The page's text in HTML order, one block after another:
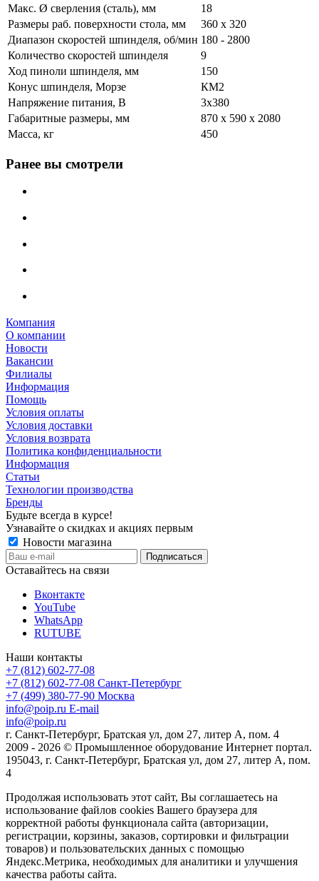
Макс. Ø сверления (сталь), мм
18
Размеры раб. поверхности стола, мм
360 х 320
Диапазон скоростей шпинделя, об/мин 180 - 2800
Количество скоростей шпинделя
9
Ход пиноли шпинделя, мм
150
Конус шпинделя, Морзе
КМ2
Напряжение питания, В
3x380
Габаритные размеры, мм
870 х 590 х 2080
Масса, кг
450
Ранее вы смотрели
Компания
О компании
Новости
Вакансии
Филиалы
Информация
Помощь
Условия оплаты
Условия доставки
Условия возврата
Политика конфиденциальности
Информация
Статьи
Технологии производства
Бренды
Будьте всегда в курсе!
Узнавайте о скидках и акциях первым
Новости магазина
Оставайтесь на связи
Вконтакте
YouTube
WhatsApp
RUTUBE
Наши контакты
+7 (812) 602-77-08
+7 (812) 602-77-08 Санкт-Петербург
+7 (499) 380-77-90 Москва
info@poip.ru E-mail
info@poip.ru
г. Санкт-Петербург, Братская ул, дом 27, литер А, пом. 4
2009 - 2026 © Промышленное оборудование Интернет портал.
195043, г. Санкт-Петербург, Братская ул, дом 27, литер А, пом.
4
Продолжая использовать этот сайт, Вы соглашаетесь на
использование файлов cookies Вашего браузера для
корректной работы функционала сайта (авторизации,
регистрации, корзины, заказов, сортировки и фильтрации
товаров) и пользовательских данных с помощью
Яндекс.Метрика, необходимых для аналитики и улучшения
качества работы сайта.